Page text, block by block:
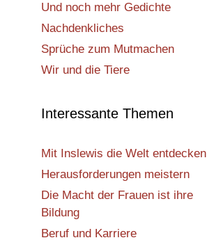
Und noch mehr Gedichte
Nachdenkliches
Sprüche zum Mutmachen
Wir und die Tiere
Interessante Themen
Mit Inslewis die Welt entdecken
Herausforderungen meistern
Die Macht der Frauen ist ihre
Bildung
Beruf und Karriere